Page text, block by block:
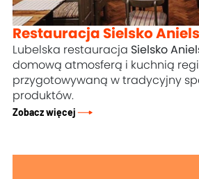
Restauracja Sielsko
Lubelska restauracja Sielsko
domową atmosferą i kuchnią
przygotowywaną w tradycyjny
produktów.
Zobacz więcej